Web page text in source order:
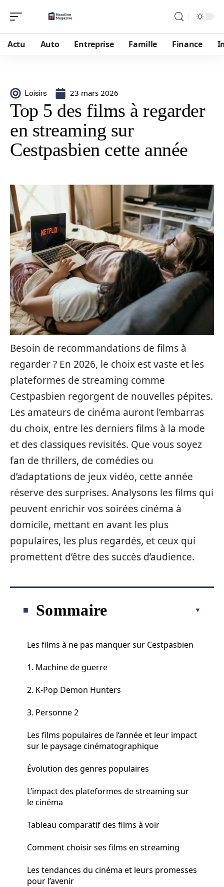
Actu Auto Entreprise Famille Finance
Loisirs 23 mars 2026
Top 5 des films à regarder
en streaming sur
Cestpasbien cette année
Besoin de recommandations de films à
regarder ? En 2026, le choix est vaste et les
plateformes de streaming comme
Cestpasbien regorgent de nouvelles pépites.
Les amateurs de cinéma auront l’embarras
du choix, entre les derniers films à la mode
et des classiques revisités. Que vous soyez
fan de thrillers, de comédies ou
d’adaptations de jeux vidéo, cette année
réserve des surprises. Analysons les films qui
peuvent enrichir vos soirées cinéma à
domicile, mettant en avant les plus
populaires, les plus regardés, et ceux qui
promettent d’être des succès d’audience.
Sommaire
Les films à ne pas manquer sur Cestpasbien
1. Machine de guerre
2. K-Pop Demon Hunters
3. Personne 2
Les films populaires de l’année et leur impact
sur le paysage cinématographique
Évolution des genres populaires
L’impact des plateformes de streaming sur
le cinéma
Tableau comparatif des films à voir
Comment choisir ses films en streaming
Les tendances du cinéma et leurs promesses
pour l’avenir